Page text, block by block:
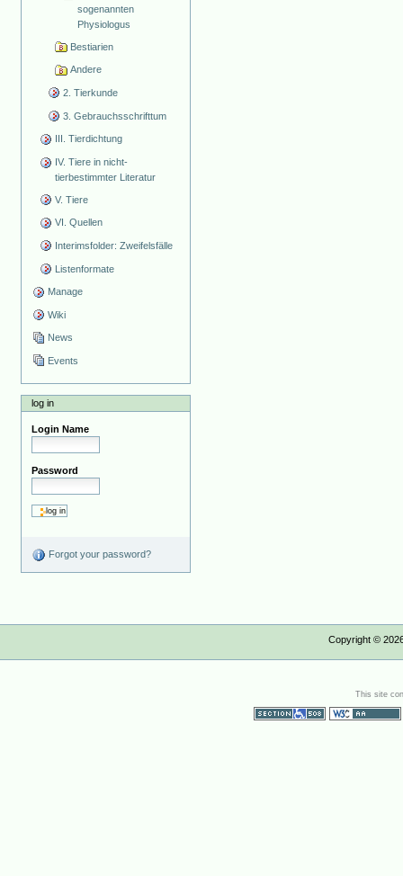
sogenannten
Physiologus
Bestiarien
Andere
2. Tierkunde
3. Gebrauchsschrifttum
III. Tierdichtung
IV. Tiere in nicht-
tierbestimmter Literatur
V. Tiere
VI. Quellen
Interimsfolder: Zweifelsfälle
Listenformate
Manage
Wiki
News
Events
log in
Login Name
Password
Forgot your password?
Copyright ©
This site